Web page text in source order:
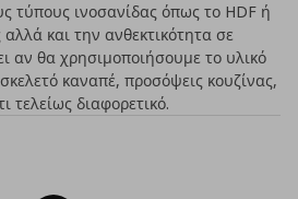
τύπους ινοσανίδας όπως το HDF ή
και την ανθεκτικότητα σε
αν θα χρησιμοποιήσουμε το υλικό
καναπέ, προσόψεις κουζίνας,
τελείως διαφορετικό.